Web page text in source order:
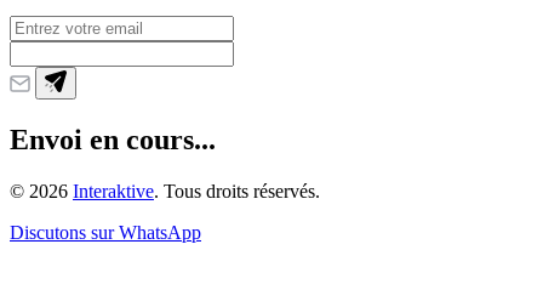
Envoi en cours...
© 2026 Interaktive. Tous droits réservés.
Discutons sur WhatsApp